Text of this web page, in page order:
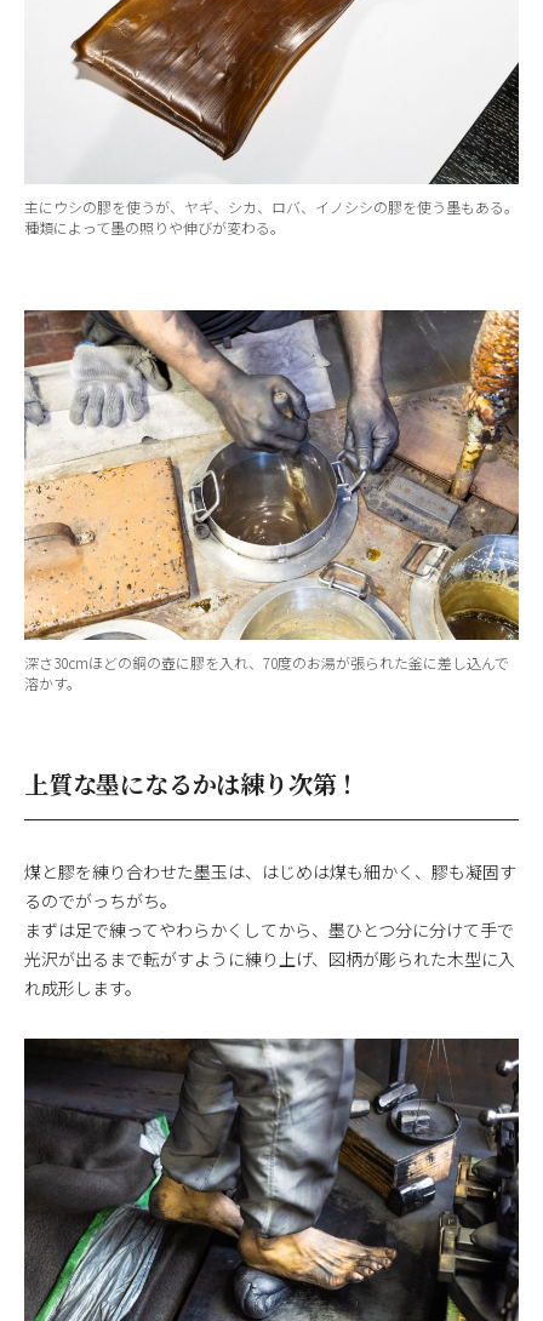
主にウシの膠を使うが、ヤギ、シカ、ロバ、イノシシの膠を使う墨もある。
種類によって墨の照りや伸びが変わる。
深さ30cmほどの銅の壺に膠を入れ、70度のお湯が張られた釜に差し込んで
溶かす。
上質な墨になるかは練り次第！
煤と膠を練り合わせた墨玉は、はじめは煤も細かく、膠も凝固す
るのでがっちがち。
まずは足で練ってやわらかくしてから、墨ひとつ分に分けて手で
光沢が出るまで転がすように練り上げ、図柄が彫られた木型に入
れ成形します。